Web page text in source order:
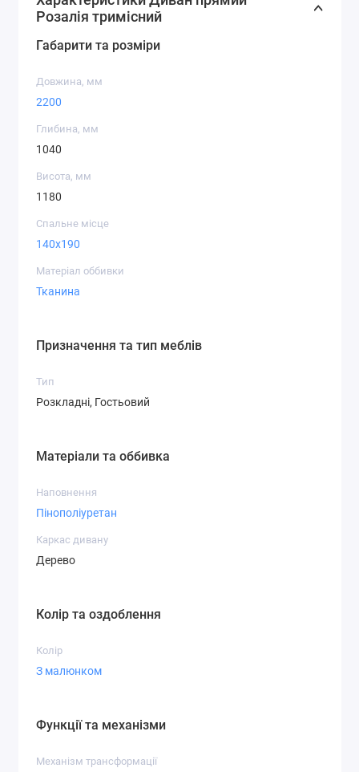
Глибина: 104 см
Висота: 118 см
Переваги моделі
Ергономічна посадка
Легкість догляду за тканиною
комфортні моменти відпочинку та підкреслить
затишну атмосферу вашого будинку.
Розалія тримісний
Габарити та розміри
Довжина, мм
2200
Глибина, мм
1040
Висота, мм
1180
Спальне місце
140x190
Матеріал оббивки
Тканина
Призначення та тип меблів
Тип
Розкладні, Гостьовий
Матеріали та оббивка
Наповнення
Пінополіуретан
Каркас дивану
Дерево
Колір та оздоблення
Колір
З малюнком
Функції та механізми
Механізм трансформації